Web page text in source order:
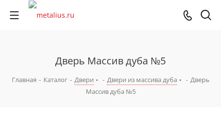
Дверь Массив дуба №5
Главная - Каталог - Двери - Двери из массива дуба - Дверь
Массив дуба №5